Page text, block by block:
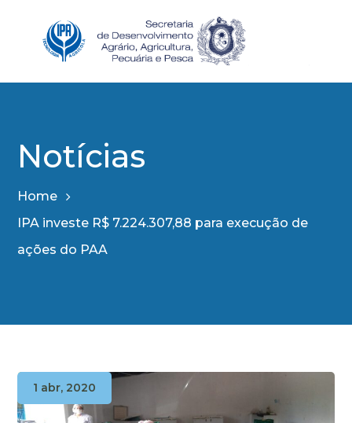
Notícias
Home
IPA investe R$ 7.224.307,88 para execução de
ações do PAA
1 abr, 2020